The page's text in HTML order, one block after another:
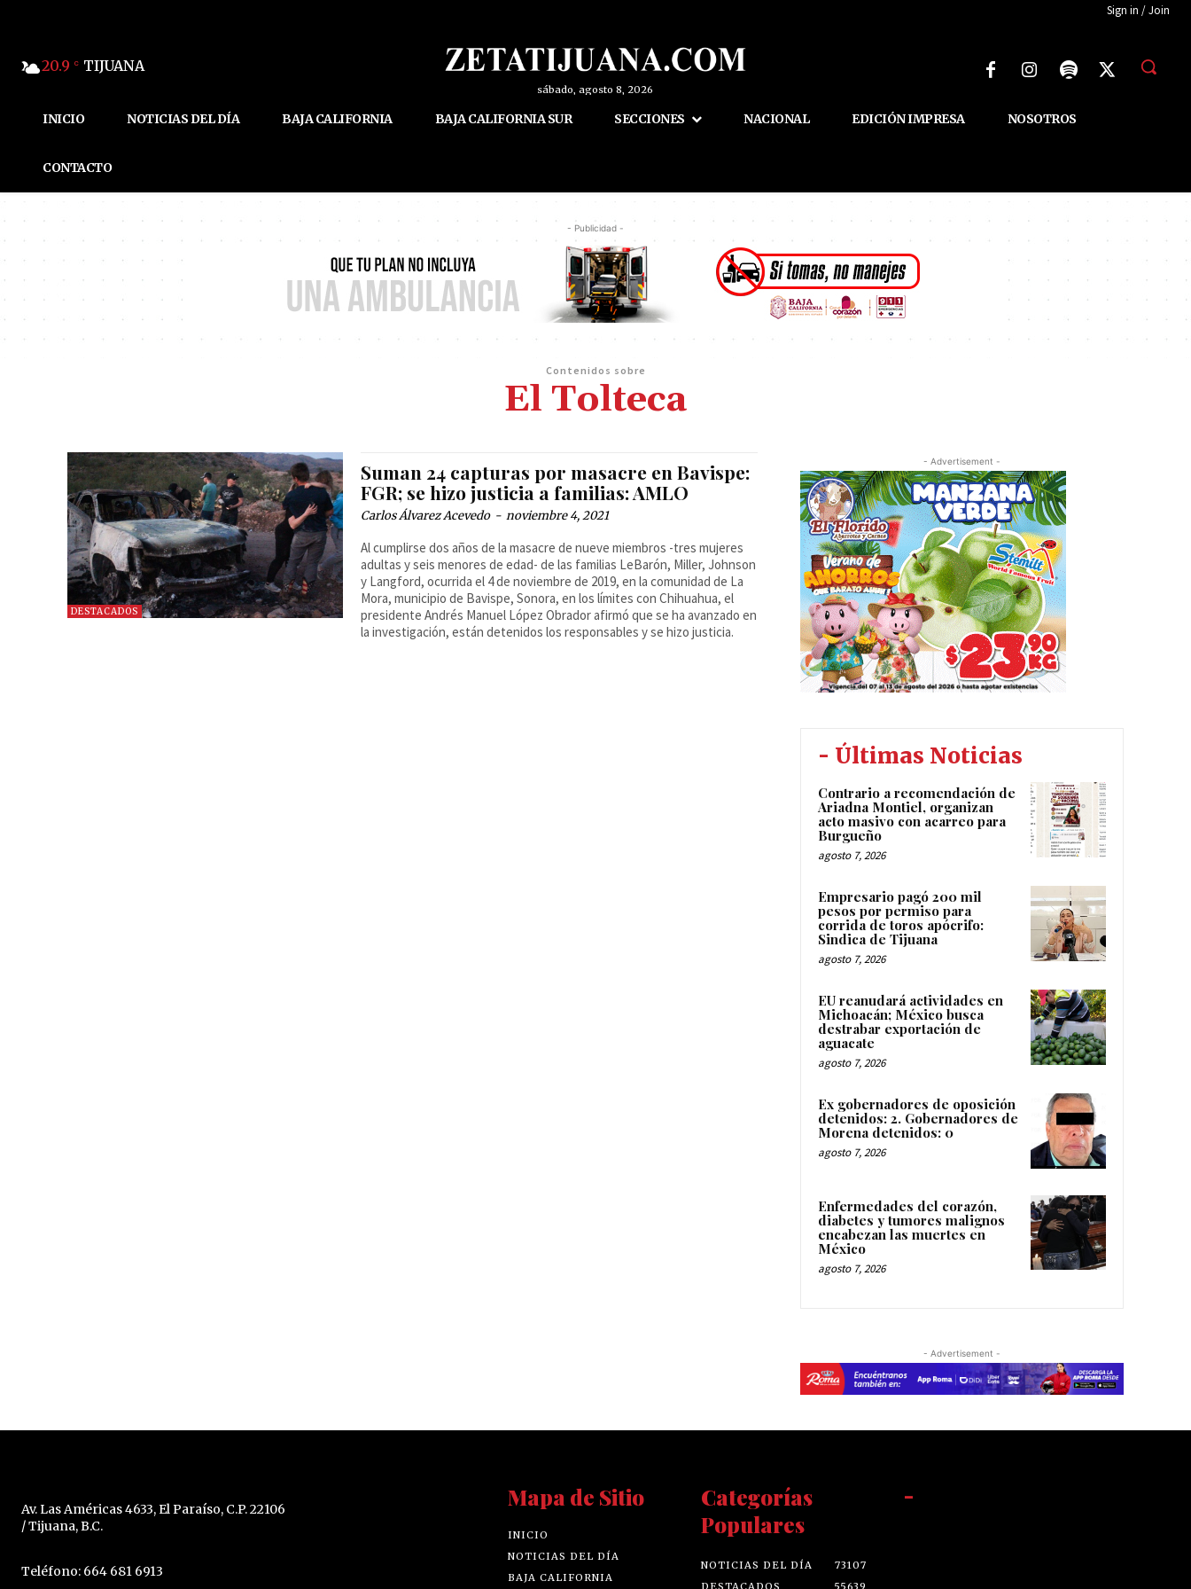
Sign in / Join
20.9 C TIJUANA
sábado, agosto 8, 2026
INICIO NOTICIAS DEL DÍA BAJA CALIFORNIA BAJA CALIFORNIA SUR SECCIONES NACIONAL EDICIÓN IMPRESA NOSOTROS
CONTACTO
- Publicidad -
Contenidos sobre
El Tolteca
DESTACADOS
Suman 24 capturas por masacre en Bavispe:
FGR; se hizo justicia a familias: AMLO
Carlos Álvarez Acevedo - noviembre 4, 2021
Al cumplirse dos años de la masacre de nueve miembros -tres mujeres
adultas y seis menores de edad- de las familias LeBarón, Miller, Johnson
y Langford, ocurrida el 4 de noviembre de 2019, en la comunidad de La
Mora, municipio de Bavispe, Sonora, en los límites con Chihuahua, el
presidente Andrés Manuel López Obrador afirmó que se ha avanzado en
la investigación, están detenidos los responsables y se hizo justicia.
- Advertisement -
- Últimas Noticias
Contrario a recomendación de
Ariadna Montiel, organizan
acto masivo con acarreo para
Burgueño
agosto 7, 2026
Empresario pagó 200 mil
pesos por permiso para
corrida de toros apócrifo:
Sindica de Tijuana
agosto 7, 2026
EU reanudará actividades en
Michoacán; México busca
destrabar exportación de
aguacate
agosto 7, 2026
Ex gobernadores de oposición
detenidos: 2. Gobernadores de
Morena detenidos: 0
agosto 7, 2026
Enfermedades del corazón,
diabetes y tumores malignos
encabezan las muertes en
México
agosto 7, 2026
- Advertisement -
Av. Las Américas 4633, El Paraíso, C.P. 22106
/ Tijuana, B.C.
Teléfono: 664 681 6913
Mapa de Sitio
INICIO
NOTICIAS DEL DÍA
BAJA CALIFORNIA
Categorías
Populares
NOTICIAS DEL DÍA
73107
-